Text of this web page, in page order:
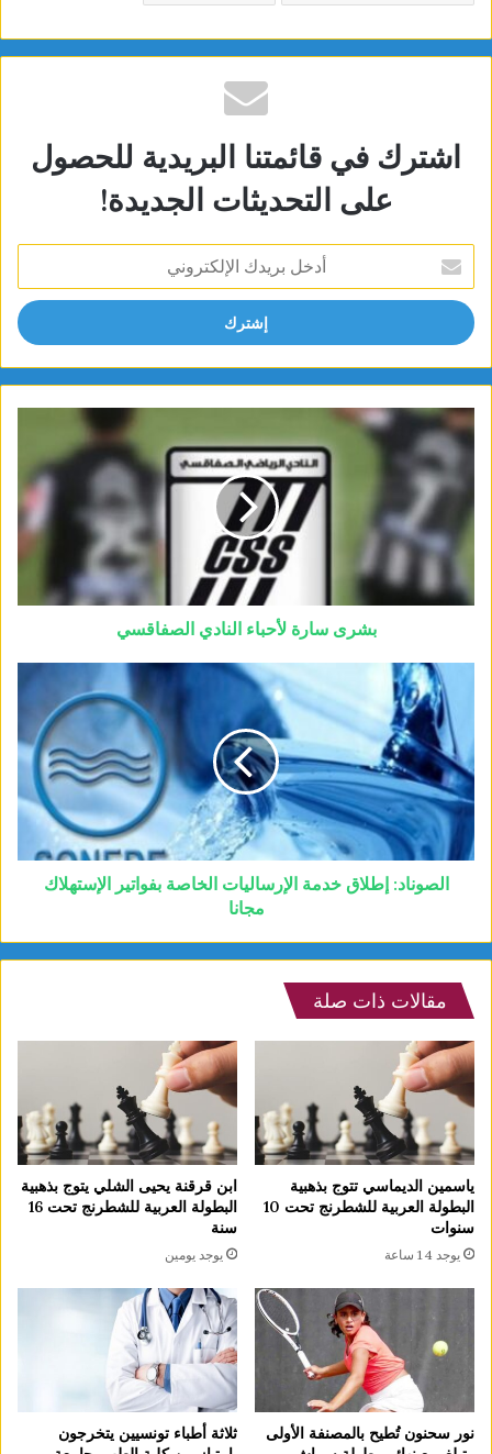
اشترك في قائمتنا البريدية للحصول
على التحديثات الجديدة!
بريدك
الإلكتروني
بشرى سارة لأحباء النادي الصفاقسي
الصوناد: إطلاق خدمة الإرساليات الخاصة بفواتير الإستهلاك
مجانا
مقالات ذات صلة
ياسمين الديماسي تتوج بذهبية
البطولة العربية للشطرنج تحت 10
سنوات
يوجد 14 ساعة
ابن قرقنة يحيى الشلي يتوج بذهبية
البطولة العربية للشطرنج تحت 16
سنة
يوجد يومين
نور سحنون تُطيح بالمصنفة الأولى
ثلاثة أطباء تونسيين يتخرجون